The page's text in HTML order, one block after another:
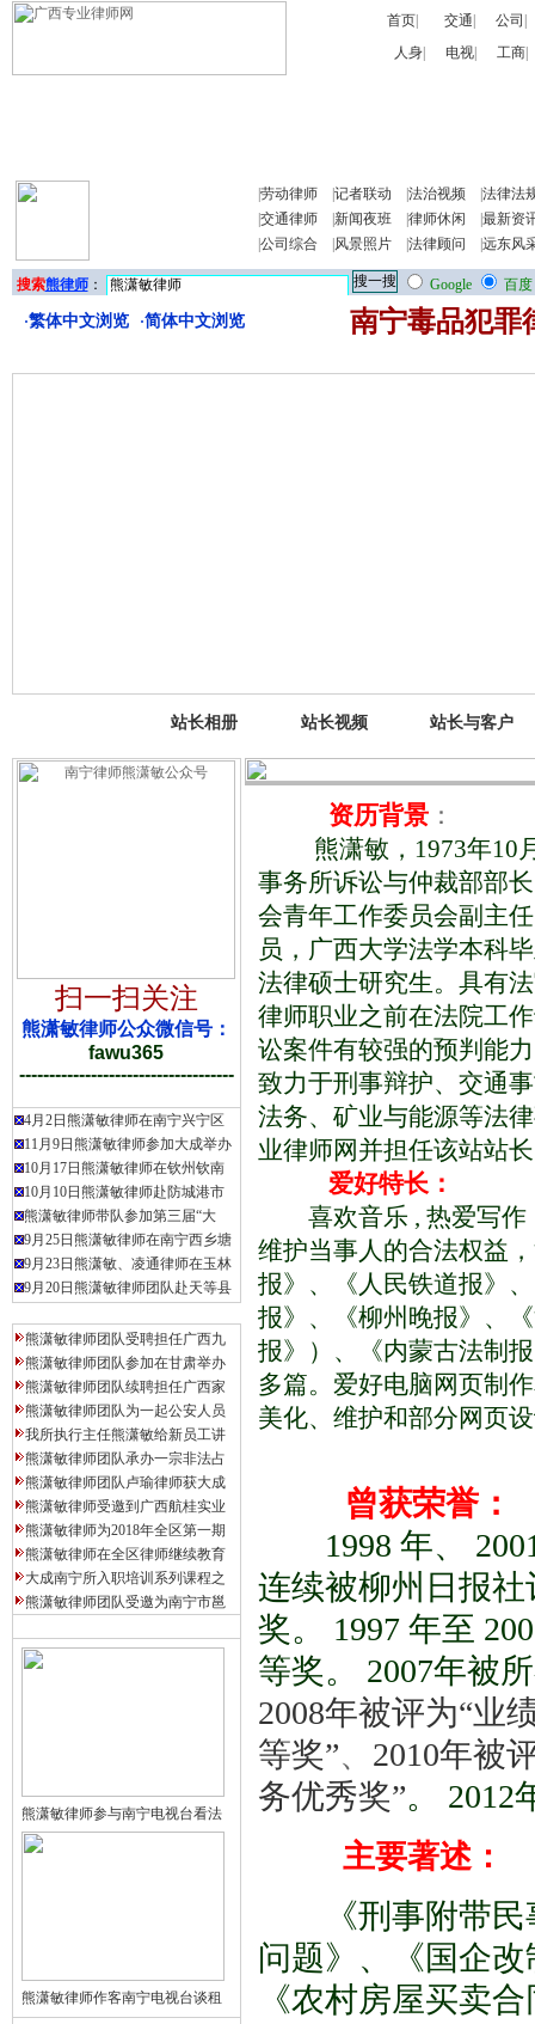
首页 交通 公司
人身| 电视| 工商|
劳动律师 记者联动 法治视频
法律法
交通律师 新闻夜班 律师休闲
最新资
公司综合 风景照片 法律顾问 远东风
·繁体中文浏览 ·简体中文浏览 南宁毒品犯罪
站长相册 站长视频 站长与客户
扫一扫关注
熊潇敏律师公众微信号：
fawu365
------------------------------------
4月2日熊潇敏律师在南宁兴宁区
11月9日熊潇敏律师参加大成举办
10月17日熊潇敏律师在钦州钦南
10月10日熊潇敏律师赴防城港市
熊潇敏律师带队参加第三届“大
9月25日熊潇敏律师在南宁西乡塘
9月23日熊潇敏、凌通律师在玉林
9月20日熊潇敏律师团队赴天等县
熊潇敏律师团队受聘担任广西九
熊潇敏律师团队参加在甘肃举办
熊潇敏律师团队续聘担任广西家
熊潇敏律师团队为一起公安人员
我所执行主任熊潇敏给新员工讲
熊潇敏律师团队承办一宗非法占
熊潇敏律师团队卢瑜律师获大成
熊潇敏律师受邀到广西航桂实业
熊潇敏律师为2018年全区第一期
熊潇敏律师在全区律师继续教育
大成南宁所入职培训系列课程之
熊潇敏律师团队受邀为南宁市邕
熊潇敏律师参与南宁电视台看法
熊潇敏律师作客南宁电视台谈租
·广西某建设集团有限公司保证金
·庞某某股权转让纠纷案（已委托
·南宁市某商贸有限公司投标专项
农某建设工程合同纠纷案（已委
横县横州镇某村委合同专项（已
郑某刑事专项法律服务（已委托
·广西华桂畜牧饲料有限公司法律
·宁某受贿案（已委托）
·张某矿权承包经营合同纠纷（已
·邱某借款担保合同纠纷二审案（
·农某某非法占用农用地（已委托
·韦某某非法吸收公众存款(已委托
·汤某职务侵占案(已委托)
·陈某诈骗案（已委托）
·广西某建设集团公司建筑工程合
·广西某建筑工程集团公司建筑工
·龙某某个人常年法律顾问服务（
·广西某投资有限公司专项非诉法
·黎某财产分割纠纷专项服务(已委
·张某组织领导传销案（已委托）
·蒙某某股权转让合同纠纷案(已委
·黄某某人身损害赔偿纠纷案（已
·梁某常年法律顾问服务(已委托)
·广西某水利电业集团有限公司系
·张某房屋买卖合同纠纷案（已委
·南宁某商贸有限公司借贷合同纠
·韦某抢劫案（二审，已委托）
韦某民间借贷、破坏生产经营刑
李某民间借贷纠纷案（已委托）
南宁市聚金投资有限公司常年法
覃某抢劫二审案（已委托）
刘某华销售假冒注册商标的商品
广西某建设集团公司申请破产债
资历背景：
熊潇敏，1973年10
事务所诉讼与仲裁部部
会青年工作委员会副主
员，广西大学法学本科
法律硕士研究生。具有
律师职业之前在法院工
讼案件有较强的预判能
致力于刑事辩护、交通
法务、矿业与能源等法
业律师网并担任该站站
爱好特长：
喜欢音乐 , 热爱写作
维护当事人的合法权益
报》、《人民铁道报》
报》、《柳州晚报》、
报》）、《内蒙古法制
多篇。爱好电脑网页制
美化、维护和部分网页
曾获荣誉：
1998 年、
连续被柳州日报
奖。 1997 年至
等奖。 2007年被
2008年被评为“业
等奖”、 2010年被
务优秀奖”。 2012
主要著述：
《刑事附带
问题》、《国企
《农村房屋买卖